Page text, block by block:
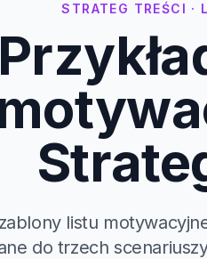
STRATEG TREŚCI ·
listu
do trzech